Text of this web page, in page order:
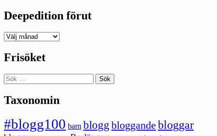
Deepedition förut
Deepedition
Frisöket
Sök
efter:
Taxonomin
#blogg100 barn blogg bloggande bloggar